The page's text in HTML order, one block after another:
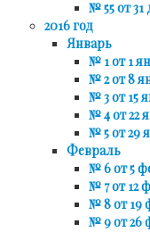
№ 55 от 31
2016 год
Январь
№ 1 от 1
№ 2 от 8
№ 3 от 15
№ 4 от 22
№ 5 от 29
Февраль
№ 6 от 5
№ 7 от 12
№ 8 от 19
№ 9 от 26